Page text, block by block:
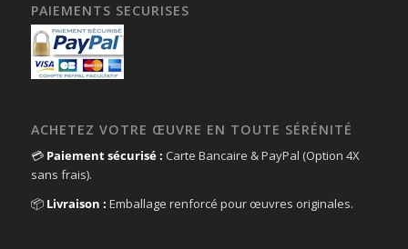
PAIEMENTS SECURISES
ACHETEZ VOTRE ŒUVRE EN TOUTE SÉRÉNITÉ
💳 Paiement sécurisé : Carte Bancaire & PayPal (Option 4X
sans frais).
📦 Livraison : Emballage renforcé pour œuvres originales.